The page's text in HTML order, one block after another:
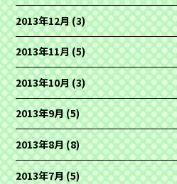
2013年12月(3)
2013年11月(5)
2013年10月(3)
2013年9月(5)
2013年8月(8)
2013年7月(5)